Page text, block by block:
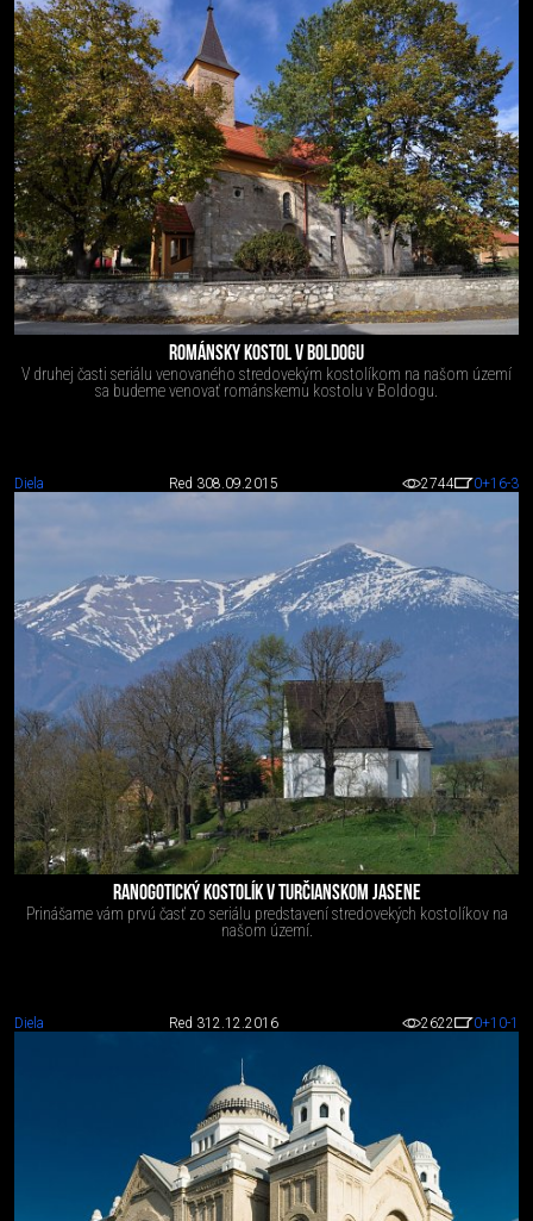
ROMÁNSKY KOSTOL V BOLDOGU
V druhej časti seriálu venovaného stredovekým kostolíkom na našom území
sa budeme venovať románskemu kostolu v Boldogu.
Diela Red 308.09.2015 2744 0+16-3
RANOGOTICKÝ KOSTOLÍK V TURČIANSKOM JASENE
Prinášame vám prvú časť zo seriálu predstavení stredovekých kostolíkov na
našom území.
Diela Red 312.12.2016 2622 0+10-1